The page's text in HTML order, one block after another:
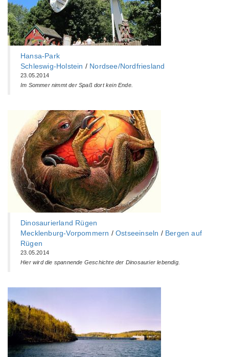
Hansa-Park
Schleswig-Holstein / Nordsee/Nordfriesland
23.05.2014
Im Sommer nimmt der Spaß dort kein Ende.
Dinosaurierland Rügen
Mecklenburg-Vorpommern /Ostseeinseln / Bergen auf
Rügen
23.05.2014
Hier wird die spannende Geschichte der Dinosaurier lebendig.